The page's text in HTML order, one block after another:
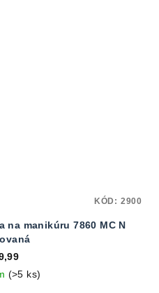
na manikúru 7860 MC N
(>5 ks)
KÓD: 2900